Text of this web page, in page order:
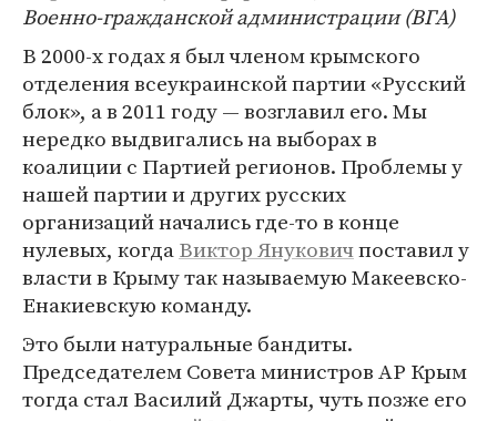
Военно-гражданской администрации (ВГА)
В 2000-х годах я был членом крымского
отделения всеукраинской партии «Русский
блок», а в 2011 году — возглавил его. Мы
нередко выдвигались на выборах в
коалиции с Партией регионов. Проблемы у
нашей партии и других русских
организаций начались где-то в конце
нулевых, когдаВиктор Януковичпоставил у
власти в Крыму так называемую Макеевско-
Енакиевскую команду.
Это были натуральные бандиты.
Председателем Совета министров АР Крым
тогда стал Василий Джарты, чуть позже его